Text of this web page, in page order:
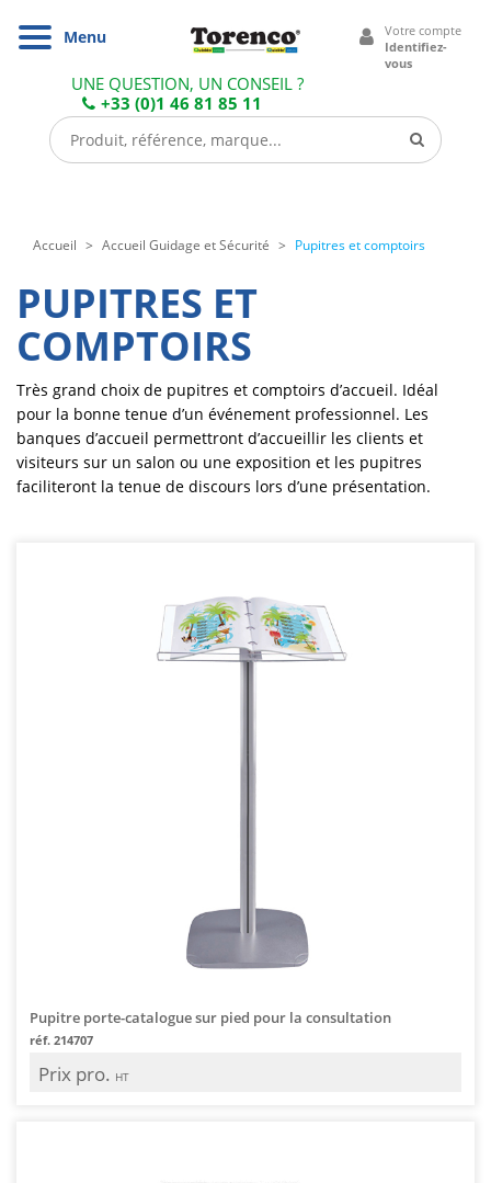
UNE QUESTION, UN CONSEIL ?
+33 (0)1 46 81 85 11
Votre compte
Identifiez-
vous
Navigation
Menu
Accueil Accueil Guidage et Sécurité Pupitres et comptoirs
PUPITRES ET
COMPTOIRS
Très grand choix de pupitres et comptoirs d’accueil. Idéal
pour la bonne tenue d’un événement professionnel. Les
banques d’accueil permettront d’accueillir les clients et
visiteurs sur un salon ou une exposition et les pupitres
faciliteront la tenue de discours lors d’une présentation.
Pupitre porte-catalogue sur pied pour la consultation
réf. 214707
Prix pro. HT